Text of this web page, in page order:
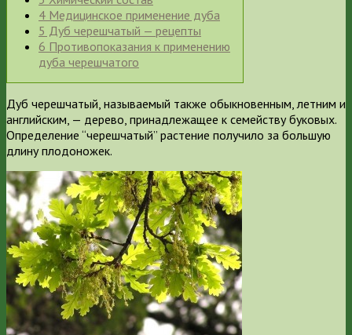
4 Медицинское применение дуба
5 Дуб черешчатый — рецепты
6 Противопоказания к применению
дуба черешчатого
Дуб черешчатый, называемый также обыкновенным, летним и
английским, — дерево, принадлежащее к семейству буковых.
Определение “черешчатый” растение получило за большую
длину плодоножек.